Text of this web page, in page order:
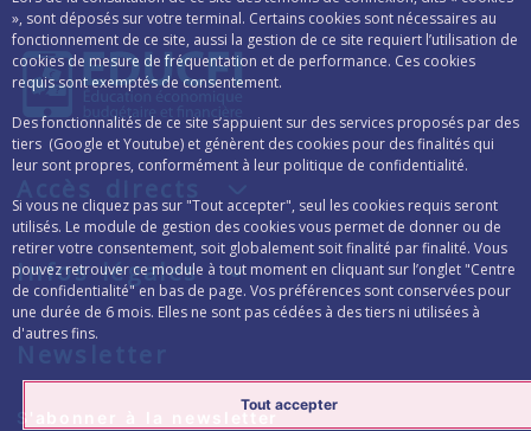
», sont déposés sur votre terminal. Certains cookies sont nécessaires au
fonctionnement de ce site, aussi la gestion de ce site requiert l’utilisation de
cookies de mesure de fréquentation et de performance. Ces cookies
requis sont exemptés de consentement.
Des fonctionnalités de ce site s’appuient sur des services proposés par des
tiers (Google et Youtube) et génèrent des cookies pour des finalités qui
leur sont propres, conformément à leur politique de confidentialité.
Si vous ne cliquez pas sur "Tout accepter", seul les cookies requis seront
utilisés. Le module de gestion des cookies vous permet de donner ou de
retirer votre consentement, soit globalement soit finalité par finalité. Vous
pouvez retrouver ce module à tout moment en cliquant sur l’onglet "Centre
de confidentialité" en bas de page. Vos préférences sont conservées pour
une durée de 6 mois. Elles ne sont pas cédées à des tiers ni utilisées à
d'autres fins.
Tout accepter
Infos légales
Formulaire d’inscription à la lettre